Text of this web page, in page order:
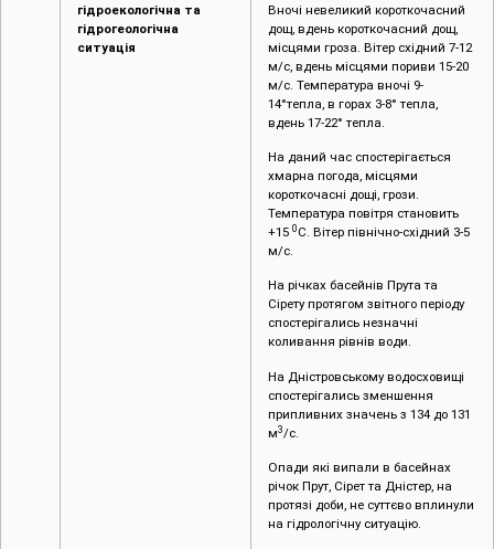
гідроекологічна та
гідрогеологічна
ситуація
Вночі невеликий короткочасний
дощ, вдень короткочасний дощ,
місцями гроза. Вітер східний 7-12
м/с, вдень місцями пориви 15-20
м/с. Температура вночі 9-
14°тепла, в горах 3-8° тепла,
вдень 17-22° тепла.
На даний час спостерігається
хмарна погода, місцями
короткочасні дощі, грози.
Температура повітря становить
+15 0 С. Вітер північно-східний 3-5
м/с.
На річках басейнів Прута та
Сірету протягом звітного періоду
спостерігались незначні
коливання рівнів води.
На Дністровському водосховищі
спостерігались зменшення
припливних значень з 134 до 131
м3/с.
Опади які випали в басейнах
річок Прут, Сірет та Дністер, на
протязі доби, не суттєво вплинули
на гідрологічну ситуацію.